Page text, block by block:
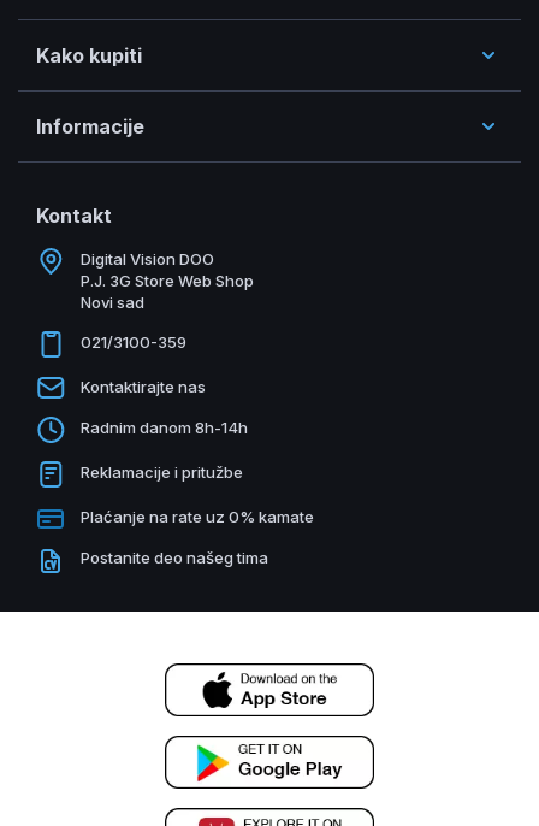
Kako kupiti
Informacije
Kontakt
Digital Vision DOO
P.J. 3G Store Web Shop
Novi sad
021/3100-359
Kontaktirajte nas
Radnim danom 8h-14h
Reklamacije i pritužbe
Plaćanje na rate uz 0% kamate
Postanite deo našeg tima